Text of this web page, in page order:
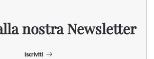
nostra Newsletter
Iscriviti